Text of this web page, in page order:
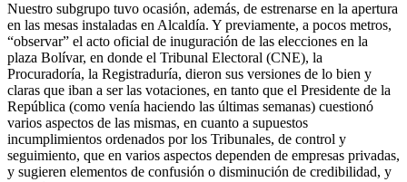
Nuestro subgrupo tuvo ocasión, además, de estrenarse en la apertura
en las mesas instaladas en Alcaldía. Y previamente, a pocos metros,
“observar” el acto oficial de inuguración de las elecciones en la
plaza Bolívar, en donde el Tribunal Electoral (CNE), la
Procuradoría, la Registraduría, dieron sus versiones de lo bien y
claras que iban a ser las votaciones, en tanto que el Presidente de la
República (como venía haciendo las últimas semanas) cuestionó
varios aspectos de las mismas, en cuanto a supuestos
incumplimientos ordenados por los Tribunales, de control y
seguimiento, que en varios aspectos dependen de empresas privadas,
y sugieren elementos de confusión o disminución de credibilidad, y